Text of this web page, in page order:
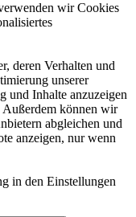
wir Cookies
deren Verhalten und
unserer
und Inhalte anzuzeigen
Außerdem können wir
abgleichen und
anzeigen, nur wenn
in den Einstellungen